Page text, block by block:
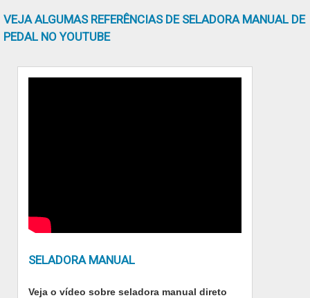
equipe multidisciplinar de consultores
associados e profissionais com vasta
7,2 kg; - Largu....
VEJA ALGUMAS REFERÊNCIAS DE SELADORA MANUAL DE
PEDAL NO YOUTUBE
SELADORA MANUAL
Veja o vídeo sobre seladora manual direto